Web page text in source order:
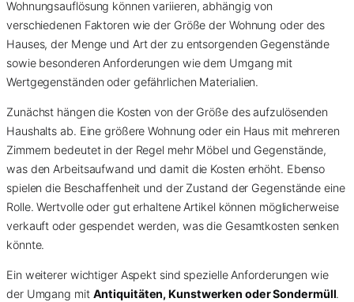
Wohnungsauflösung können variieren, abhängig von
verschiedenen Faktoren wie der Größe der Wohnung oder des
Hauses, der Menge und Art der zu entsorgenden Gegenstände
sowie besonderen Anforderungen wie dem Umgang mit
Wertgegenständen oder gefährlichen Materialien.
Zunächst hängen die Kosten von der Größe des aufzulösenden
Haushalts ab. Eine größere Wohnung oder ein Haus mit mehreren
Zimmern bedeutet in der Regel mehr Möbel und Gegenstände,
was den Arbeitsaufwand und damit die Kosten erhöht. Ebenso
spielen die Beschaffenheit und der Zustand der Gegenstände eine
Rolle. Wertvolle oder gut erhaltene Artikel können möglicherweise
verkauft oder gespendet werden, was die Gesamtkosten senken
könnte.
Ein weiterer wichtiger Aspekt sind spezielle Anforderungen wie
der Umgang mit Antiquitäten, Kunstwerken oder Sondermüll.